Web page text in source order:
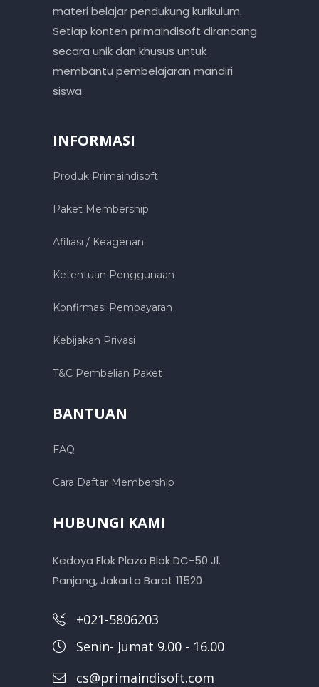
materi belajar pendukung kurikulum.
Setiap konten primaindisoft dirancang
secara unik dan khusus untuk
membantu pembelajaran mandiri
siswa.
INFORMASI
Produk Primaindisoft
Paket Membership
Afiliasi / Keagenan
Ketentuan Penggunaan
Konfirmasi Pembayaran
Kebijakan Privasi
T&C Pembelian Paket
BANTUAN
FAQ
Cara Daftar Membership
HUBUNGI KAMI
Kedoya Elok Plaza Blok DC-50 Jl.
Panjang, Jakarta Barat 11520
+021-5806203
Senin- Jumat 9.00 - 16.00
cs@primaindisoft.com